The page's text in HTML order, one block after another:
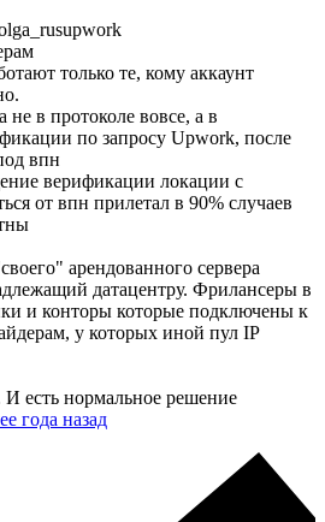
только те, кому аккаунт
в протоколе вовсе, а в
по запросу Upwork, после
впн
верификации локации с
от впн прилетал в 90% случаев
арендованного сервера
датацентру. Фрилансеры в
и конторы которые подключены к
у которых иной пул IP
есть нормальное решение
года назад